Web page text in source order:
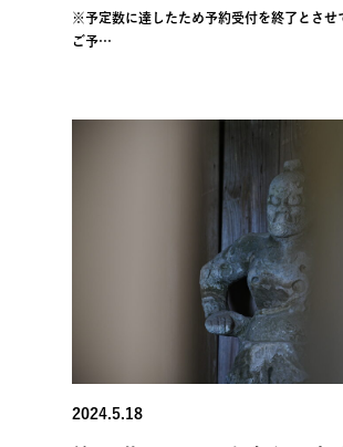
※予定数に達したため予約受付を終了とさ
ご予…
2024.5.18